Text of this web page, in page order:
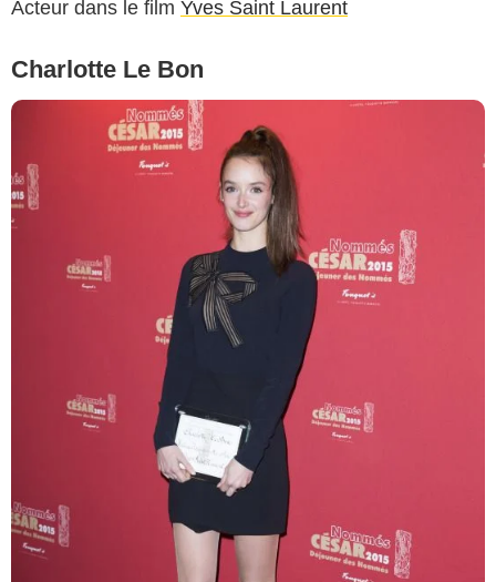
Acteur dans le film Yves Saint Laurent
Charlotte Le Bon